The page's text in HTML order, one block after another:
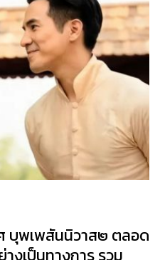
บุพเพสันนิวาส๒ ตลอด
งเป็นทางการ รวม